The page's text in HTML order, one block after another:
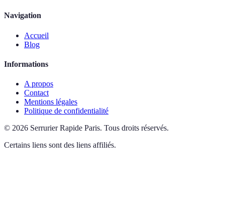
Navigation
Accueil
Blog
Informations
A propos
Contact
Mentions légales
Politique de confidentialité
© 2026 Serrurier Rapide Paris. Tous droits réservés.
Certains liens sont des liens affiliés.